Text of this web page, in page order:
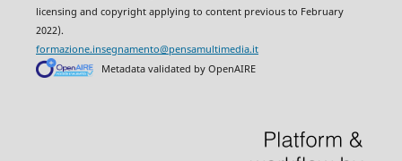
licensing and copyright applying to content previous to February
2022).
formazione.insegnamento@pensamultimedia.it
Metadata validated by OpenAIRE